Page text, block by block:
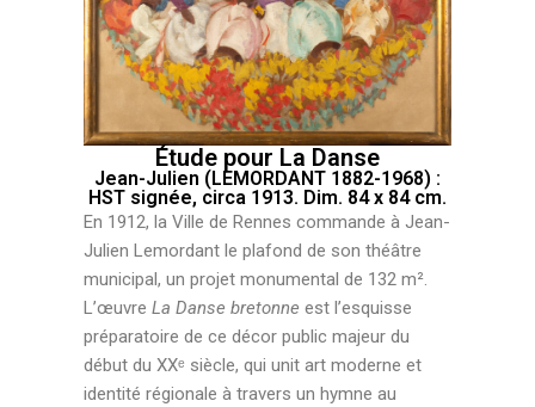
Étude pour La Danse
Jean-Julien (LEMORDANT 1882-1968) :
HST signée, circa 1913. Dim. 84 x 84 cm.
En 1912, la Ville de Rennes commande à Jean-
Julien Lemordant le plafond de son théâtre
municipal, un projet monumental de 132 m².
L’œuvre La Danse bretonne est l’esquisse
préparatoire de ce décor public majeur du
début du XXᵉ siècle, qui unit art moderne et
identité régionale à travers un hymne au